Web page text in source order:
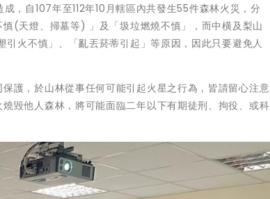
，自107年至112年10月轄區內共發生55件森林火災，分
(天燈、掃墓等) 」及「圾垃燃燒不慎」，而中橫及梨山
火不慎」、「亂丟菸蒂引起」等原因，因此只要避免人
護，於山林從事任何可能引起火星之行為，皆請留心注意
毀他人森林，將可能面臨二年以下有期徒刑、拘役、或科